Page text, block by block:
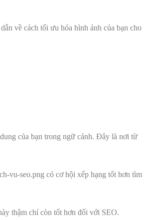
về cách tối ưu hóa hình ảnh của bạn cho
của bạn trong ngữ cảnh. Đây là nơi từ
vu-seo.png có cơ hội xếp hạng tốt hơn tìm
thậm chí còn tốt hơn đối với SEO.